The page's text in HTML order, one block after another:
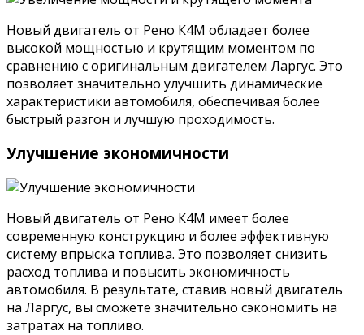
Новый двигатель от Рено К4М обладает более
высокой мощностью и крутящим моментом по
сравнению с оригинальным двигателем Ларгус. Это
позволяет значительно улучшить динамические
характеристики автомобиля, обеспечивая более
быстрый разгон и лучшую проходимость.
Улучшение экономичности
Новый двигатель от Рено К4М имеет более
современную конструкцию и более эффективную
систему впрыска топлива. Это позволяет снизить
расход топлива и повысить экономичность
автомобиля. В результате, ставив новый двигатель
на Ларгус, вы сможете значительно сэкономить на
затратах на топливо.